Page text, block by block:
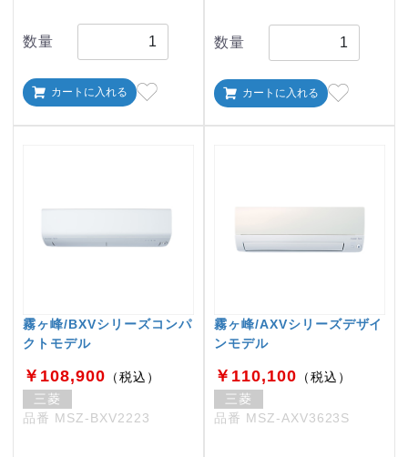
数量
カートに入れる
数量
カートに入れる
霧ヶ峰/BXVシリーズコンパ
クトモデル
￥108,900 （税込）
三菱
品番 MSZ-BXV2223
霧ヶ峰/AXVシリーズデザイ
ンモデル
￥110,100 （税込）
三菱
品番 MSZ-AXV3623S